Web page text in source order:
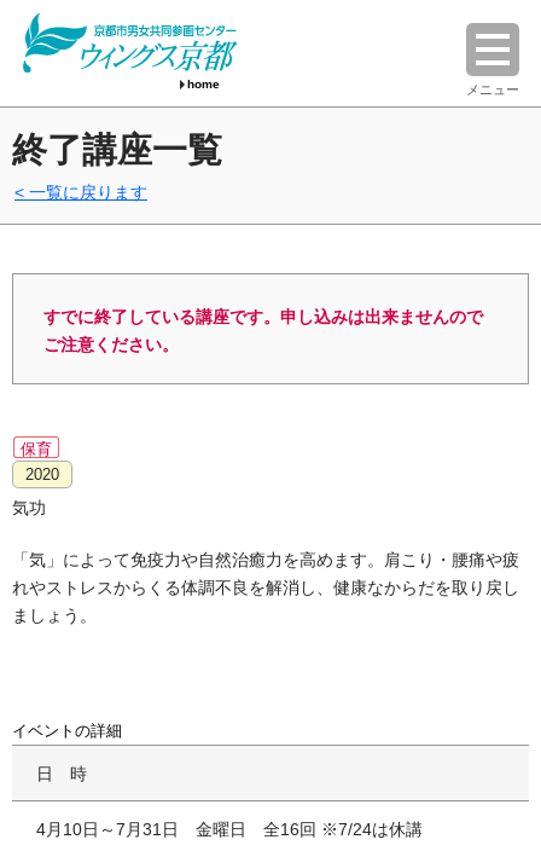
home メニュー
終了講座一覧
一覧に戻ります
すでに終了している講座です。申し込みは出来ませんので
ご注意ください。
保育
2020
気功
「気」によって免疫力や自然治癒力を高めます。肩こり・腰痛や疲
れやストレスからくる体調不良を解消し、健康なからだを取り戻し
ましょう。
イベントの詳細
日時
4月10日～7月31日 金曜日 全16回 ※7/24は休講